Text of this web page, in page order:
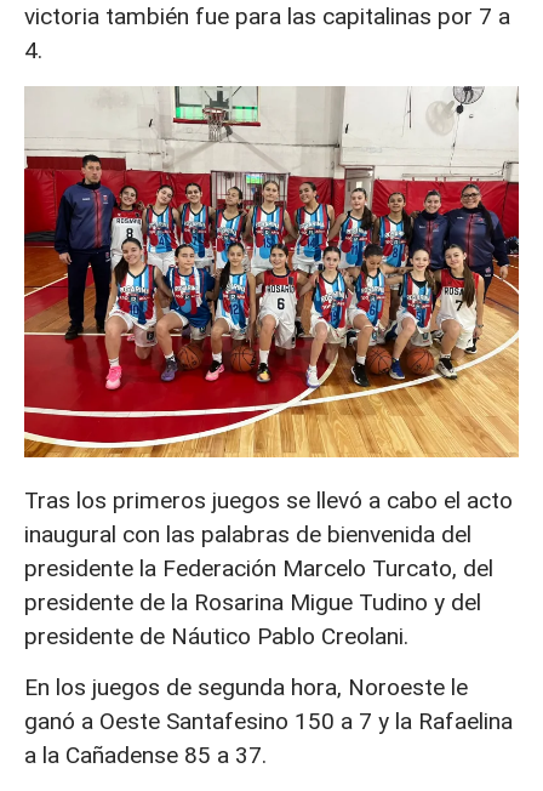
victoria también fue para las capitalinas por 7 a
4.
Tras los primeros juegos se llevó a cabo el acto
inaugural con las palabras de bienvenida del
presidente la Federación Marcelo Turcato, del
presidente de la Rosarina Migue Tudino y del
presidente de Náutico Pablo Creolani.
En los juegos de segunda hora, Noroeste le
ganó a Oeste Santafesino 150 a 7 y la Rafaelina
a la Cañadense 85 a 37.